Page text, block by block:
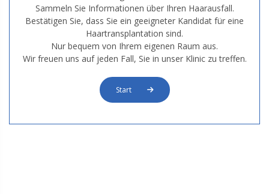
Sammeln Sie Informationen über Ihren Haarausfall.
Bestätigen Sie, dass Sie ein geeigneter Kandidat für eine
Haartransplantation sind.
Nur bequem von Ihrem eigenen Raum aus.
Wir freuen uns auf jeden Fall, Sie in unser Klinic zu treffen.
Start